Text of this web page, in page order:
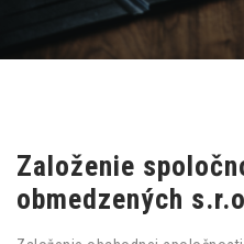
Založenie
obmedzených